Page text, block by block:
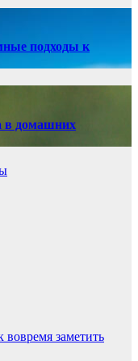
подходы к
в домашних
вовремя заметить